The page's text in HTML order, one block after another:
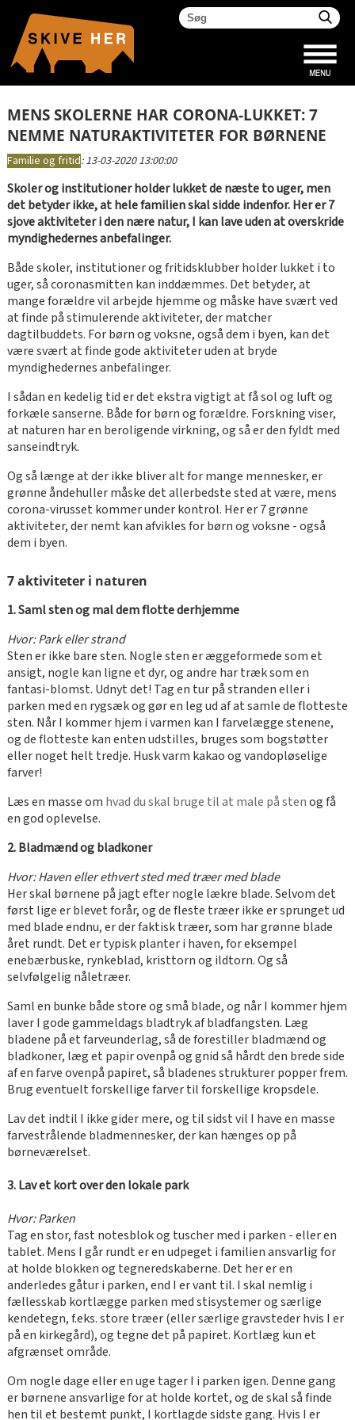
MENS SKOLERNE HAR CORONA-LUKKET: 7
NEMME NATURAKTIVITETER FOR BØRNENE
Familie og fritid:13-03-2020 13:00:00
Skoler og institutioner holder lukket de næste to uger, men
det betyder ikke, at hele familien skal sidde indenfor. Her er 7
sjove aktiviteter i den nære natur, I kan lave uden at overskride
myndighedernes anbefalinger.
Både skoler, institutioner og fritidsklubber holder lukket i to
uger, så coronasmitten kan inddæmmes. Det betyder, at
mange forældre vil arbejde hjemme og måske have svært ved
at finde på stimulerende aktiviteter, der matcher
dagtilbuddets. For børn og voksne, også dem i byen, kan det
være svært at finde gode aktiviteter uden at bryde
myndighedernes anbefalinger.
I sådan en kedelig tid er det ekstra vigtigt at få sol og luft og
forkæle sanserne. Både for børn og forældre. Forskning viser,
at naturen har en beroligende virkning, og så er den fyldt med
sanseindtryk.
Og så længe at der ikke bliver alt for mange mennesker, er
grønne åndehuller måske det allerbedste sted at være, mens
corona-virusset kommer under kontrol. Her er 7 grønne
aktiviteter, der nemt kan afvikles for børn og voksne - også
dem i byen.
7 aktiviteter i naturen
1. Saml sten og mal dem flotte derhjemme
Hvor: Park eller strand
Sten er ikke bare sten. Nogle sten er æggeformede som et
ansigt, nogle kan ligne et dyr, og andre har træk som en
fantasi-blomst. Udnyt det! Tag en tur på stranden eller i
parken med en rygsæk og gør en leg ud af at samle de flotteste
sten. Når I kommer hjem i varmen kan I farvelægge stenene,
og de flotteste kan enten udstilles, bruges som bogstøtter
eller noget helt tredje. Husk varm kakao og vandopløselige
farver!
Læs en masse om hvad du skal bruge til at male på stenog få
en god oplevelse.
2. Bladmænd og bladkoner
Hvor: Haven eller ethvert sted med træer med blade
Her skal børnene på jagt efter nogle lækre blade. Selvom det
først lige er blevet forår, og de fleste træer ikke er sprunget ud
med blade endnu, er der faktisk træer, som har grønne blade
året rundt. Det er typisk planter i haven, for eksempel
enebærbuske, rynkeblad, kristtorn og ildtorn. Og så
selvfølgelig nåletræer.
Saml en bunke både store og små blade, og når I kommer hjem
laver I gode gammeldags bladtryk af bladfangsten. Læg
bladene på et farveunderlag, så de forestiller bladmænd og
bladkoner, læg et papir ovenpå og gnid så hårdt den brede side
af en farve ovenpå papiret, så bladenes strukturer popper frem.
Brug eventuelt forskellige farver til forskellige kropsdele.
Lav det indtil I ikke gider mere, og til sidst vil I have en masse
farvestrålende bladmennesker, der kan hænges op på
børneværelset.
3. Lav et kort over den lokale park
Hvor: Parken
Tag en stor, fast notesblok og tuscher med i parken - eller en
tablet. Mens I går rundt er en udpeget i familien ansvarlig for
at holde blokken og tegneredskaberne. Det her er en
anderledes gåtur i parken, end I er vant til. I skal nemlig i
fællesskab kortlægge parken med stisystemer og særlige
kendetegn, f.eks. store træer (eller særlige gravsteder hvis I er
på en kirkegård), og tegne det på papiret. Kortlæg kun et
afgrænset område.
Om nogle dage eller en uge tager I i parken igen. Denne gang
er børnene ansvarlige for at holde kortet, og de skal så finde
hen til et bestemt punkt, I kortlagde sidste gang. Hvis I er